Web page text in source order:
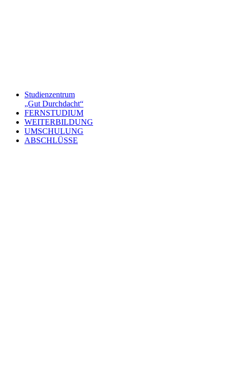
Studienzentrum
„Gut Durchdacht“
FERNSTUDIUM
WEITERBILDUNG
UMSCHULUNG
ABSCHLÜSSE